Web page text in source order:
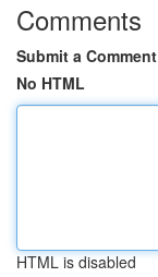
Comments
Submit a Comment
No HTML
HTML is disabled